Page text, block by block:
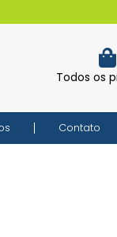
Todos os
Contato